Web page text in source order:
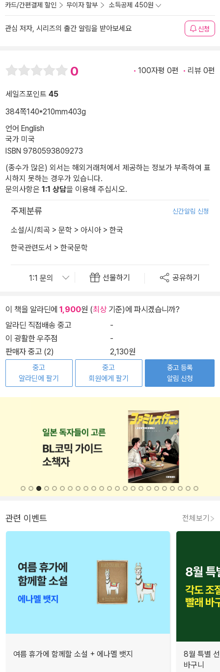
카드/간편결제 할인 무이자 할부 소득공제 450원
관심 저자, 시리즈의 출간 알림을 받아보세요 신청
0 100자평 0편 리뷰 0편
세일즈포인트 45
384쪽140*210mm403g
언어 English
국가 미국
ISBN 9780593809273
(종수가 많은) 외서는 해외거래처에서 제공하는 정보가 부족하여 표
시하지 못하는 경우가 있습니다.
문의사항은 1:1 상담을 이용해 주십시오.
주제분류 신간알림 신청
소설/시/희곡 > 문학 > 아시아 > 한국
한국관련도서 > 한국문학
선물하기 공유하기
이 책을 알라딘에 1,900원 (최상기준)에 파시겠습니까?
알라딘 직접배송 중고
-
이 광활한 우주점
-
판매자 중고 (2)
2,130원
중고
알라딘에 팔기
중고
회원에게 팔기
중고 등록
알림 신청
관련 이벤트 전체보기
여름 휴가에 함께할 소설 + 에나멜 뱃지
8월 특별
바구니